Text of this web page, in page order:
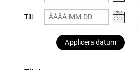
Till
Applicera datum